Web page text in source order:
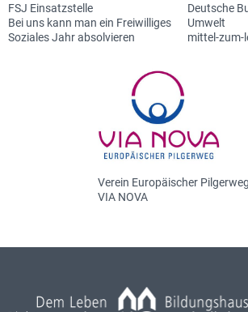
FSJ Einsatzstelle
Bei uns kann man ein Freiwilliges
Soziales Jahr absolvieren
Deutsche
Umwelt
mittel-zum-
Verein Europäischer
VIA NOVA